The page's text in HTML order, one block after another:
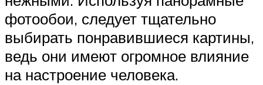
фотообои, следует тщательно
выбирать понравившиеся картины,
ведь они имеют огромное влияние
на настроение человека.